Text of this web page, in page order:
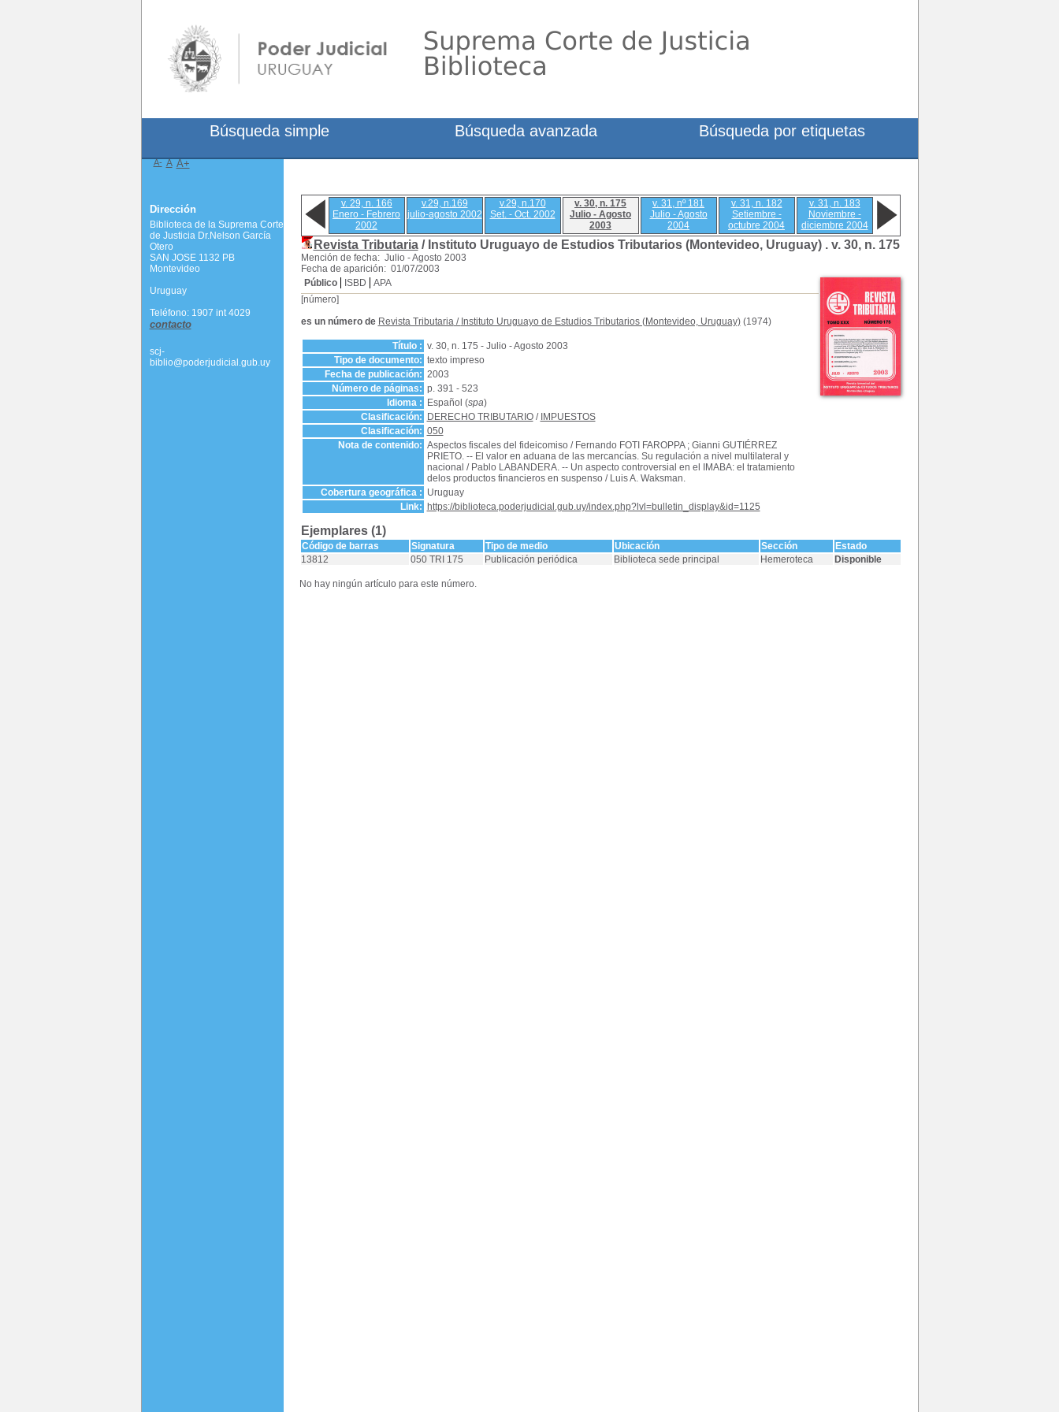
v. 29, n. 166
Enero - Febrero
2002
v.29, n.169
julio-agosto 2002
v.29, n.170
Set. - Oct. 2002
v. 30, n. 175
Julio - Agosto
2003
v. 31, nº 181
Julio - Agosto
2004
v. 31, n. 182
Setiembre -
octubre 2004
v. 31, n. 183
Noviembre -
diciembre 2004
Revista Tributaria/ Instituto Uruguayo de Estudios Tributarios (Montevideo, Uruguay) . v. 30, n. 175
Mención de fecha: Julio - Agosto 2003
Fecha de aparición: 01/07/2003
Público
ISBD
APA
[número]
es un número de Revista Tributaria/ Instituto Uruguayo de Estudios Tributarios (Montevideo, Uruguay)(1974)
Título : v. 30, n. 175 - Julio - Agosto 2003
Tipo de documento: texto impreso
Fecha de publicación: 2003
Número de páginas: p. 391 - 523
Idioma :
Español (spa)
Clasificación:
DERECHO TRIBUTARIO/ IMPUESTOS
Clasificación: 050
Nota de contenido: Aspectos fiscales del fideicomiso / Fernando FOTI FAROPPA ; Gianni GUTIÉRREZ
PRIETO. -- El valor en aduana de las mercancías. Su regulación a nivel multilateral y
nacional / Pablo LABANDERA. -- Un aspecto controversial en el IMABA: el tratamiento
delos productos financieros en suspenso / Luis A. Waksman.
Cobertura geográfica : Uruguay
Link:
https://biblioteca.poderjudicial.gub.uy/index.php?lvl=bulletin_display&id=1125
Ejemplares (1)
Código de barras Signatura Tipo de medio Ubicación Sección
Estado
13812
050 TRI 175 Publicación periódica Biblioteca sede principal Hemeroteca Disponible
No hay ningún artículo para este número.
Búsqueda simple Búsqueda avanzada Búsqueda por etiquetas
A- A A+
Dirección
Biblioteca de la Suprema Corte
de Justicia Dr.Nelson García
Otero
SAN JOSE 1132 PB
Montevideo
Uruguay
Teléfono: 1907 int 4029
contacto
scj-
biblio@poderjudicial.gub.uy